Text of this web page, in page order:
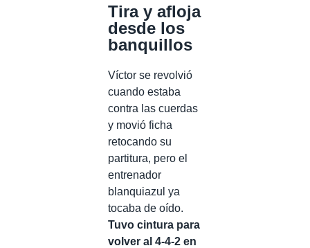
Tira y afloja
desde los
banquillos
Víctor se revolvió
cuando estaba
contra las cuerdas
y movió ficha
retocando su
partitura, pero el
entrenador
blanquiazul ya
tocaba de oído.
Tuvo cintura para
volver al 4-4-2 en